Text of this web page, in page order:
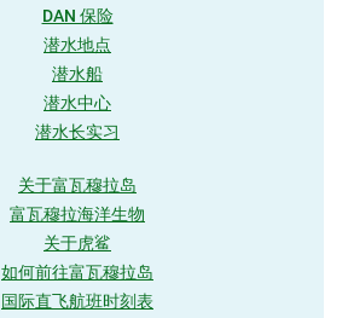
DAN 保险
潜水地点
潜水船
潜水中心
潜水长实习
关于富瓦穆拉岛
富瓦穆拉海洋生物
关于虎鲨
如何前往富瓦穆拉岛
国际直飞航班时刻表